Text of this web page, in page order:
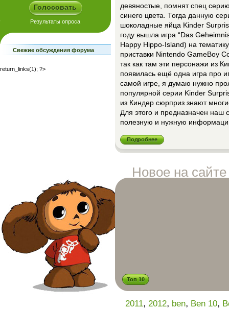
девяностые, помнят спец
синего цвета. Тогда данную
шоколадные яйца Kinder
году вышла игра “Das
Happy Hippo-Island) на
приставки Nintendo GameBoy
так как там эти персонажи из
появилась ещё одна игра про
самой игре, я думаю нужно
популярной серии Kinder
из Киндер сюрприз знают
Для этого и предназначен наш
полезную и нужную
Подробнее
Свежие обсуждения форума
return_links(1); ?>
Новое на сайте
Топ 10
2011, 2012, ben, Ben 10,